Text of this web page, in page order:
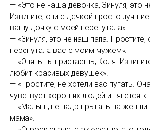
— «Это не наша девочка, Зинуля, это
Извините, они с дочкой просто
вашу дочку с моей перепутала».
— «Зинуля, это не наш папа. Простите,
перепутала вас с моим мужем».
— «Опять ты пристаешь, Коля.
любит красивых девушек».
— «Простите, не хотели вас пугать.
чувствует хороших людей и тянется к
— «Малыш, не надо прыгать на
мама».